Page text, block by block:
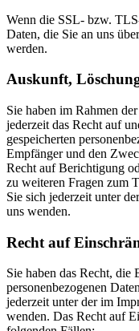
Wenn die SSL- bzw.
Daten, die Sie an uns
werden.
Auskunft,
Sie haben im Rahmen
jederzeit das Recht auf
gespeicherten
Empfänger und den
Recht auf Berichtigung
zu weiteren Fragen zum
Sie sich jederzeit unter
uns wenden.
Recht auf
Sie haben das Recht, die
personenbezogenen
jederzeit unter der im
wenden. Das Recht auf